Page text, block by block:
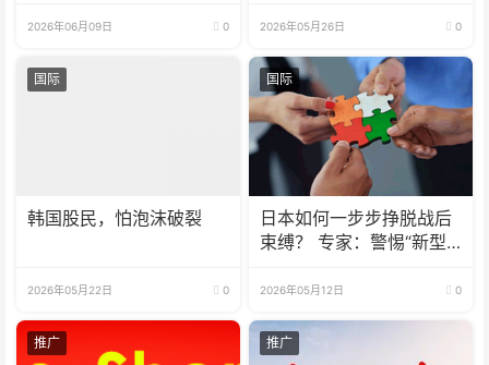
2026年06月09日 0 2026年05月26日 0
国际
韩国股民，怕泡沫破裂
2026年05月22日 0
国际
日本如何一步步挣脱战后
束缚？ 专家：警惕“新型
2026年05月12日 0
推广 推广